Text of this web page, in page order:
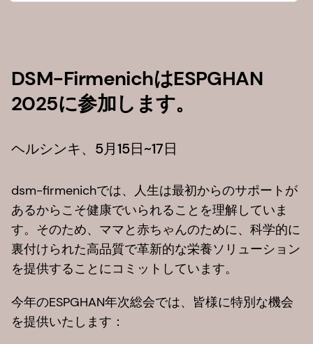
DSM-FirmenichはESPGHAN
2025に参加します。
ヘルシンキ、5月15日~17日
dsm-firmenichでは、人生は最初からのサポートが
あるからこそ健康でいられることを理解していま
す。そのため、ママと赤ちゃんのために、科学的に
裏付けられた高品質で革新的な栄養ソリューション
を提供することにコミットしています。
今年のESPGHAN年次総会では、皆様に特別な機会
を提供いたします：